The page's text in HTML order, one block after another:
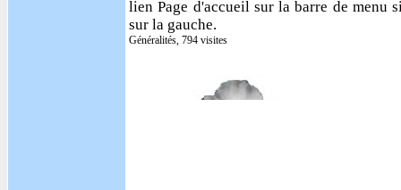
lien Page d'accueil sur la barre de menu
sur la gauche.
Généralités, 794 visites